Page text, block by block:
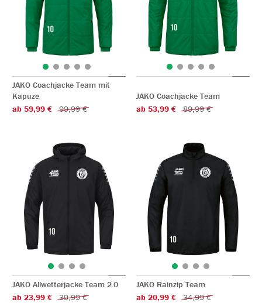
JAKO Coachjacke Team mit
Kapuze
ab 59,99 €
99,99 €
JAKO Coachjacke Team
ab 53,99 €
89,99 €
JAKO Allwetterjacke Team 2.0
ab 23,99 €
39,99 €
JAKO Rainzip Team
ab 20,99 €
34,99 €